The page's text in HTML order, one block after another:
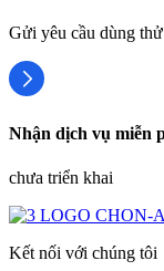
Gửi yêu cầu dùng
Nhận dịch vụ miễn
chưa triển khai
Kết nối với chúng tôi